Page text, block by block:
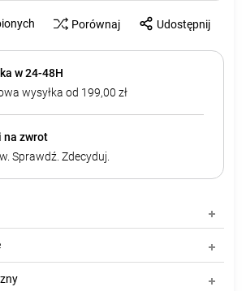
Porównaj Udostępnij
w 24-48H
wysyłka od 199,00 zł
na zwrot
Sprawdź. Zdecyduj.